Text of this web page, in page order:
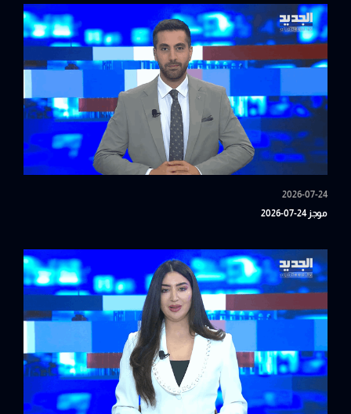
2026-07-24
موجز 24-07-2026